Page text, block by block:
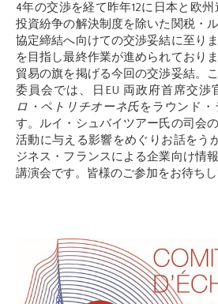
4年の交渉を経て昨年12に日本と欧州
投資紛争の解決制度を除いた関税・
協定締結へ向けての交渉妥結に至り
を目指し最終作業が進められており
貿易の旗を掲げる今回の交渉妥結。
委員会では、日EU 両政府首席交
ロ・ペトリチオーネ氏をラウンド・
す。ルイ・シュバイツアー氏の司会
活動に与える影響をめぐりお話をう
ジネス・フランスによる企業向け情
講演会です。皆様のご参加をお待ちし